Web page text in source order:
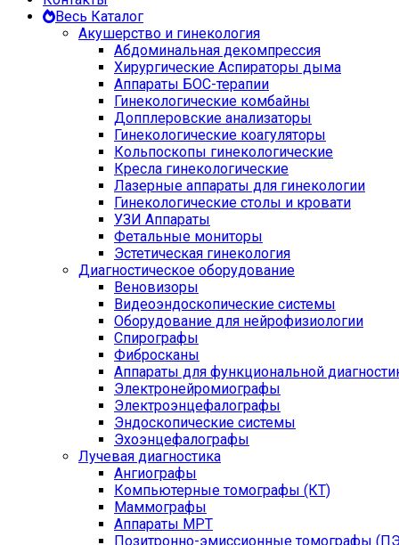
Весь Каталог
Акушерство и гинекология
Абдоминальная декомпрессия
Хирургические Аспираторы дыма
Аппараты БОС-терапии
Гинекологические комбайны
Допплеровские анализаторы
Гинекологические коагуляторы
Кольпоскопы гинекологические
Кресла гинекологические
Лазерные аппараты для гинекологии
Гинекологические столы и кровати
УЗИ Аппараты
Фетальные мониторы
Эстетическая гинекология
Диагностическое оборудование
Веновизоры
Видеоэндоскопические системы
Оборудование для нейрофизиологии
Спирографы
Фибросканы
Аппараты для функциональной
Электронейромиографы
Электроэнцефалографы
Эндоскопические системы
Эхоэнцефалографы
Лучевая диагностика
Ангиографы
Компьютерные томографы (КТ)
Маммографы
Аппараты МРТ
Позитронно-эмиссионные томографы